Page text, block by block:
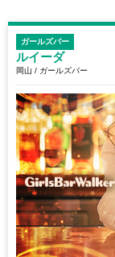
ガールズバー
ルイーダ
岡山 / ガールズバー